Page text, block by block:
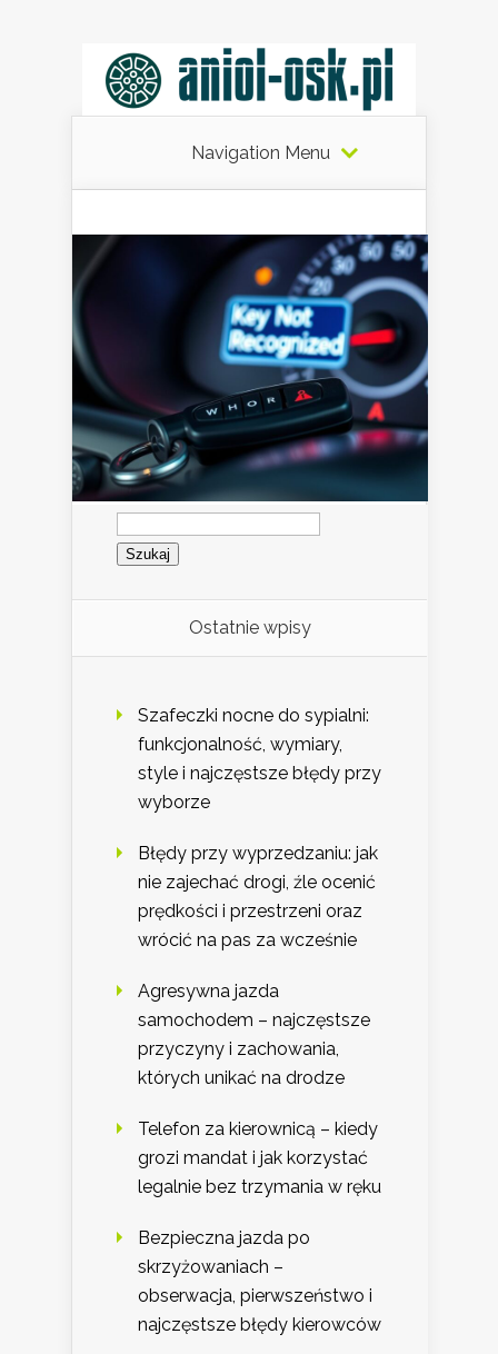
Navigation Menu
Szukaj:
Ostatnie wpisy
Szafeczki nocne do sypialni:
funkcjonalność, wymiary,
style i najczęstsze błędy przy
wyborze
Błędy przy wyprzedzaniu: jak
nie zajechać drogi, źle ocenić
prędkości i przestrzeni oraz
wrócić na pas za wcześnie
Agresywna jazda
samochodem – najczęstsze
przyczyny i zachowania,
których unikać na drodze
Telefon za kierownicą – kiedy
grozi mandat i jak korzystać
legalnie bez trzymania w ręku
Bezpieczna jazda po
skrzyżowaniach –
obserwacja, pierwszeństwo i
najczęstsze błędy kierowców